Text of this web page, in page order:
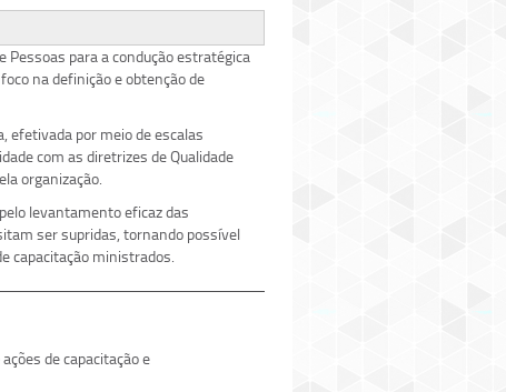
para a condução estratégica
na definição e obtenção de
efetivada por meio de escalas
com as diretrizes de Qualidade
organização.
levantamento eficaz das
ser supridas, tornando possível
capacitação ministrados.
de capacitação e